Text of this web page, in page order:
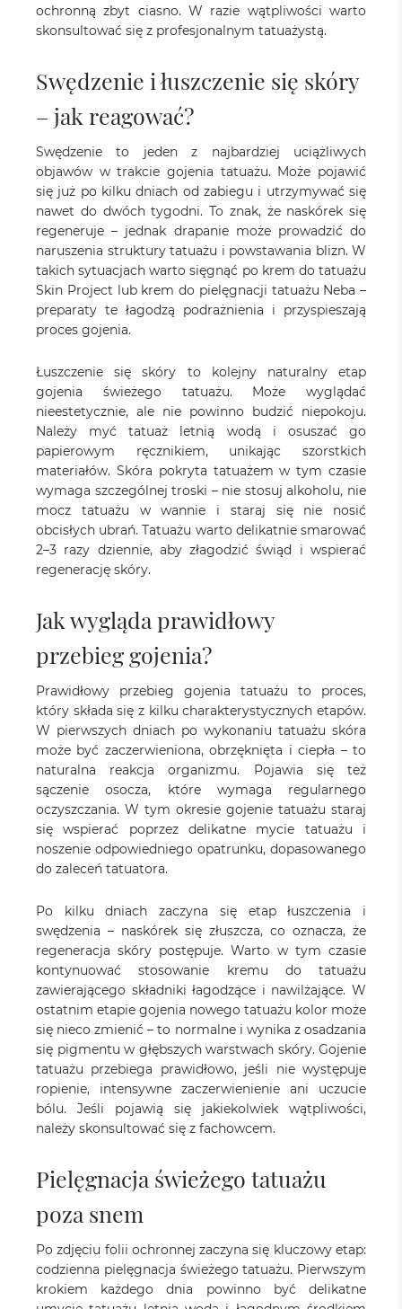
ochronną zbyt ciasno. W razie wątpliwości warto
skonsultować się z profesjonalnym tatuażystą.
Swędzenie i łuszczenie się skóry
– jak reagować?
Swędzenie to jeden z najbardziej uciążliwych
objawów w trakcie gojenia tatuażu. Może pojawić
się już po kilku dniach od zabiegu i utrzymywać się
nawet do dwóch tygodni. To znak, że naskórek się
regeneruje – jednak drapanie może prowadzić do
naruszenia struktury tatuażu i powstawania blizn. W
takich sytuacjach warto sięgnąć po krem do tatuażu
Skin Project lub krem do pielęgnacji tatuażu Neba –
preparaty te łagodzą podrażnienia i przyspieszają
proces gojenia.
Łuszczenie się skóry to kolejny naturalny etap
gojenia świeżego tatuażu. Może wyglądać
nieestetycznie, ale nie powinno budzić niepokoju.
Należy myć tatuaż letnią wodą i osuszać go
papierowym ręcznikiem, unikając szorstkich
materiałów. Skóra pokryta tatuażem w tym czasie
wymaga szczególnej troski – nie stosuj alkoholu, nie
mocz tatuażu w wannie i staraj się nie nosić
obcisłych ubrań. Tatuażu warto delikatnie smarować
2–3 razy dziennie, aby złagodzić świąd i wspierać
regenerację skóry.
Jak wygląda prawidłowy
przebieg gojenia?
Prawidłowy przebieg gojenia tatuażu to proces,
który składa się z kilku charakterystycznych etapów.
W pierwszych dniach po wykonaniu tatuażu skóra
może być zaczerwieniona, obrzęknięta i ciepła – to
naturalna reakcja organizmu. Pojawia się też
sączenie osocza, które wymaga regularnego
oczyszczania. W tym okresie gojenie tatuażu staraj
się wspierać poprzez delikatne mycie tatuażu i
noszenie odpowiedniego opatrunku, dopasowanego
do zaleceń tatuatora.
Po kilku dniach zaczyna się etap łuszczenia i
swędzenia – naskórek się złuszcza, co oznacza, że
regeneracja skóry postępuje. Warto w tym czasie
kontynuować stosowanie kremu do tatuażu
zawierającego składniki łagodzące i nawilżające. W
ostatnim etapie gojenia nowego tatuażu kolor może
się nieco zmienić – to normalne i wynika z osadzania
się pigmentu w głębszych warstwach skóry. Gojenie
tatuażu przebiega prawidłowo, jeśli nie występuje
ropienie, intensywne zaczerwienienie ani uczucie
bólu. Jeśli pojawią się jakiekolwiek wątpliwości,
należy skonsultować się z fachowcem.
Pielęgnacja świeżego tatuażu
poza snem
Po zdjęciu folii ochronnej zaczyna się kluczowy etap:
codzienna pielęgnacja świeżego tatuażu. Pierwszym
krokiem każdego dnia powinno być delikatne